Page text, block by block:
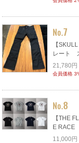
No.7
【
レート
21,780円
会員価格
No.8
【THE
E RACE
11,000円